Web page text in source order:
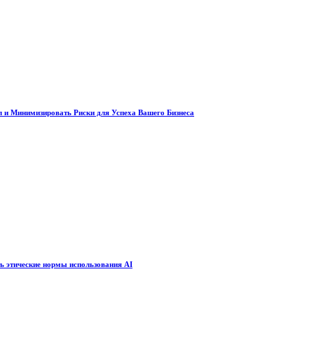
Минимизировать Риски для Успеха Вашего Бизнеса
этические нормы использования AI